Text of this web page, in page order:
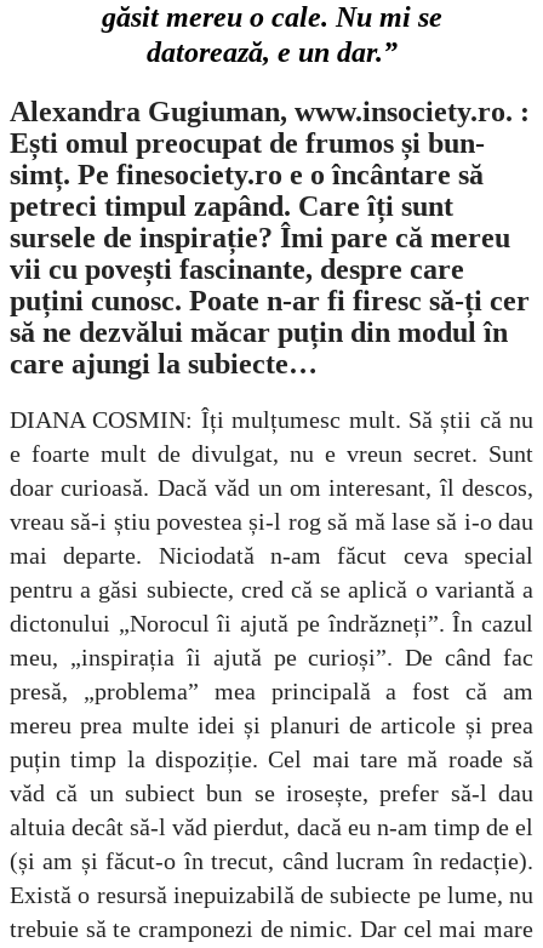
găsit mereu o cale. Nu mi se
datorează, e un dar.”
Alexandra Gugiuman, www.insociety.ro. :
Ești omul preocupat de frumos și bun-
simț. Pe finesociety.ro e o încântare să
petreci timpul zapând. Care îți sunt
sursele de inspirație? Îmi pare că mereu
vii cu povești fascinante, despre care
puțini cunosc. Poate n-ar fi firesc să-ți cer
să ne dezvălui măcar puțin din modul în
care ajungi la subiecte…
DIANA COSMIN: Îți mulțumesc mult. Să știi că nu
e foarte mult de divulgat, nu e vreun secret. Sunt
doar curioasă. Dacă văd un om interesant, îl descos,
vreau să-i știu povestea și-l rog să mă lase să i-o dau
mai departe. Niciodată n-am făcut ceva special
pentru a găsi subiecte, cred că se aplică o variantă a
dictonului „Norocul îi ajută pe îndrăzneți”. În cazul
meu, „inspirația îi ajută pe curioși”. De când fac
presă, „problema” mea principală a fost că am
mereu prea multe idei și planuri de articole și prea
puțin timp la dispoziție. Cel mai tare mă roade să
văd că un subiect bun se irosește, prefer să-l dau
altuia decât să-l văd pierdut, dacă eu n-am timp de el
(și am și făcut-o în trecut, când lucram în redacție).
Există o resursă inepuizabilă de subiecte pe lume, nu
trebuie să te cramponezi de nimic. Dar cel mai mare